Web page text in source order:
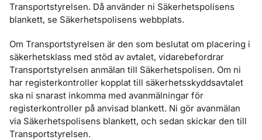
Transportstyrelsen. Då använder ni Säkerhetspolisens
blankett, se Säkerhetspolisens webbplats.
Om Transportstyrelsen är den som beslutat om placering i
säkerhetsklass med stöd av avtalet, vidarebefordrar
Transportstyrelsen anmälan till Säkerhetspolisen. Om ni
har registerkontroller kopplat till säkerhetsskyddsavtalet
ska ni snarast inkomma med avanmälningar för
registerkontroller på anvisad blankett. Ni gör avanmälan
via Säkerhetspolisens blankett, och sedan skickar den till
Transportstyrelsen.